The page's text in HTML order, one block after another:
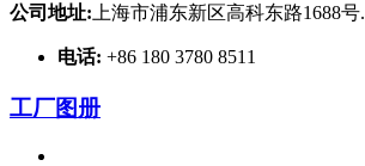
公司地址: 上海市浦东新区高科东路1688号.
电话: +86 180 3780 8511
工厂图册